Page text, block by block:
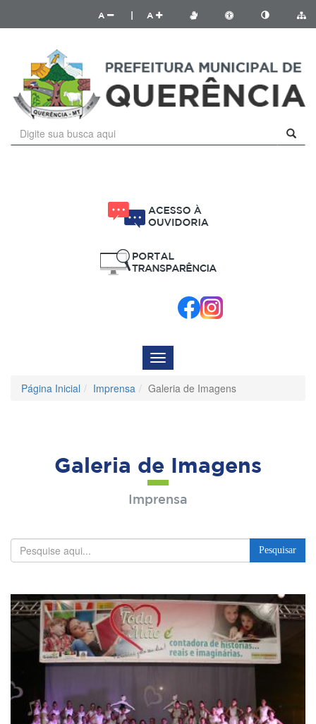
A A
Menu
de
Navegação
Página Inicial Imprensa Galeria de Imagens
Galeria de Imagens
Imprensa
Pesquisar